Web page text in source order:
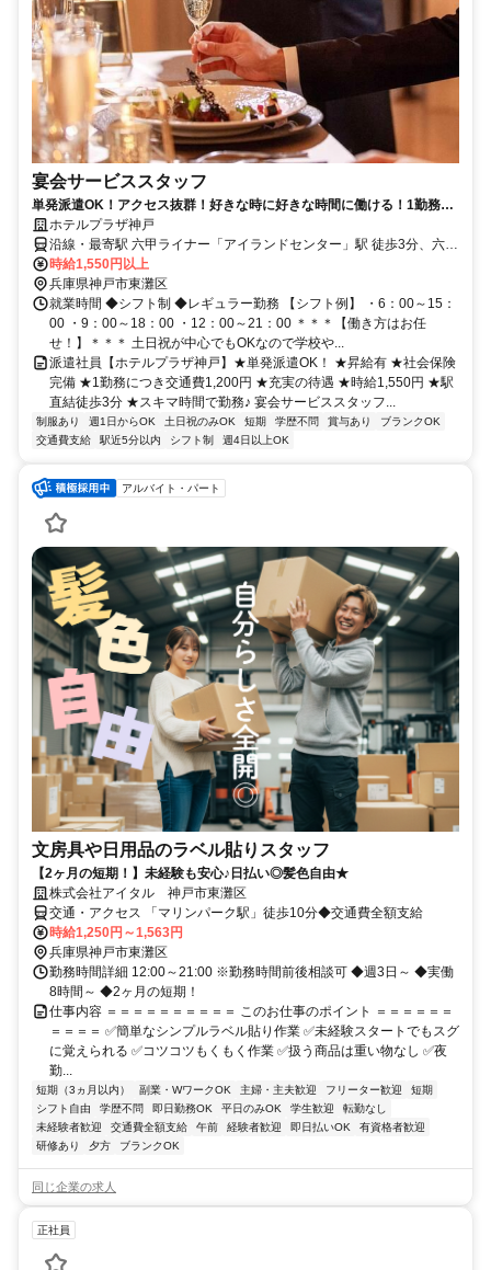
宴会サービススタッフ
単発派遣OK！アクセス抜群！好きな時に好きな時間に働ける！1勤務に
つき交通費1,200円支給！
ホテルプラザ神戸
沿線・最寄駅 六甲ライナー「アイランドセンター」駅 徒歩3分、六甲
ライナー「アイランド北口」駅 徒歩10分、六甲ライナー「マリンパ
ーク」駅
時給1,550円以上
兵庫県神戸市東灘区
就業時間 ◆シフト制 ◆レギュラー勤務 【シフト例】 ・6：00～15：
00 ・9：00～18：00 ・12：00～21：00 ＊＊＊【働き方はお任
せ！】＊＊＊ 土日祝が中心でもOKなので学校や...
派遣社員【ホテルプラザ神戸】★単発派遣OK！ ★昇給有 ★社会保険
完備 ★1勤務につき交通費1,200円 ★充実の待遇 ★時給1,550円 ★駅
直結徒歩3分 ★スキマ時間で勤務♪ 宴会サービススタッフ...
制服あり 週1日からOK 土日祝のみOK 短期 学歴不問 賞与あり
ブランクOK
交通費支給
駅近5分以内 シフト制 週4日以上OK
アルバイト・パート
文房具や日用品のラベル貼りスタッフ
【2ヶ月の短期！】未経験も安心♪日払い◎髪色自由★
株式会社アイタル 神戸市東灘区
交通・アクセス 「マリンパーク駅」徒歩10分◆交通費全額支給
時給1,250円～1,563円
兵庫県神戸市東灘区
勤務時間詳細 12:00～21:00 ※勤務時間前後相談可 ◆週3日～ ◆実働
8時間～ ◆2ヶ月の短期！
仕事内容 ＝＝＝＝＝＝＝＝＝＝ このお仕事のポイント ＝＝＝＝＝＝
＝＝＝＝ ✅簡単なシンプルラベル貼り作業 ✅未経験スタートでもスグ
に覚えられる ✅コツコツもくもく作業 ✅扱う商品は重い物なし ✅夜
勤...
短期（3ヵ月以内） 副業・WワークOK 主婦・主夫歓迎 フリーター歓迎
短期
シフト自由
学歴不問 即日勤務OK 平日のみOK 学生歓迎
転勤なし
未経験者歓迎
交通費全額支給 午前 経験者歓迎 即日払いOK
有資格者歓迎
研修あり
夕方 ブランクOK
同じ企業の求人
正社員